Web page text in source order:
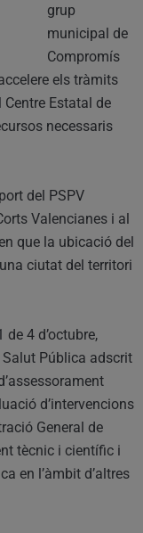
grup
municipal de
Compromís
els tràmits
Centre Estatal de
necessaris
del PSPV
Valencianes i al
que la ubicació del
ciutat del territori
4 d’octubre,
Salut Pública adscrit
d’intervencions
General de
tècnic i científic i
en l’àmbit d’altres